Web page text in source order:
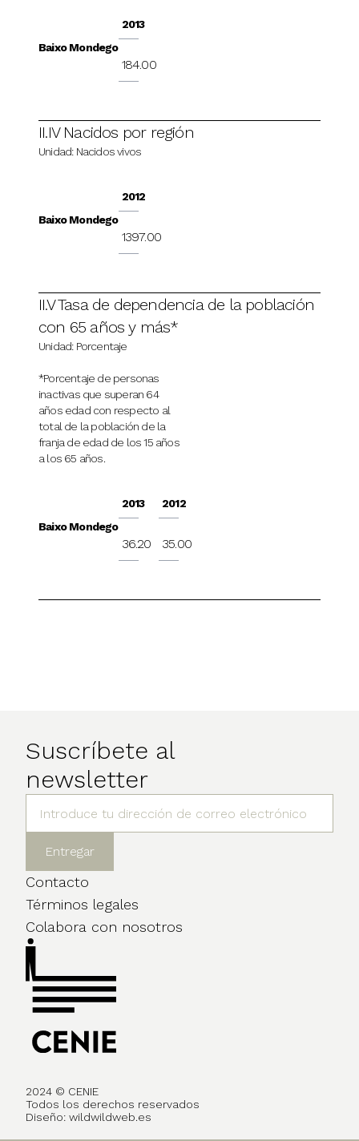
Baixo Mondego
2013
184.00
II.IV Nacidos por región
Unidad: Nacidos vivos
Baixo Mondego
2012
1397.00
II.V Tasa de dependencia de la población
con 65 años y más*
Unidad: Porcentaje
*Porcentaje de personas
inactivas que superan 64
años edad con respecto al
total de la población de la
franja de edad de los 15 años
a los 65 años.
Baixo Mondego
2013
36.20
2012
35.00
Suscríbete al
newsletter
Contacto
Términos legales
Colabora con nosotros
2024 © CENIE
Todos los derechos reservados
Diseño: wildwildweb.es